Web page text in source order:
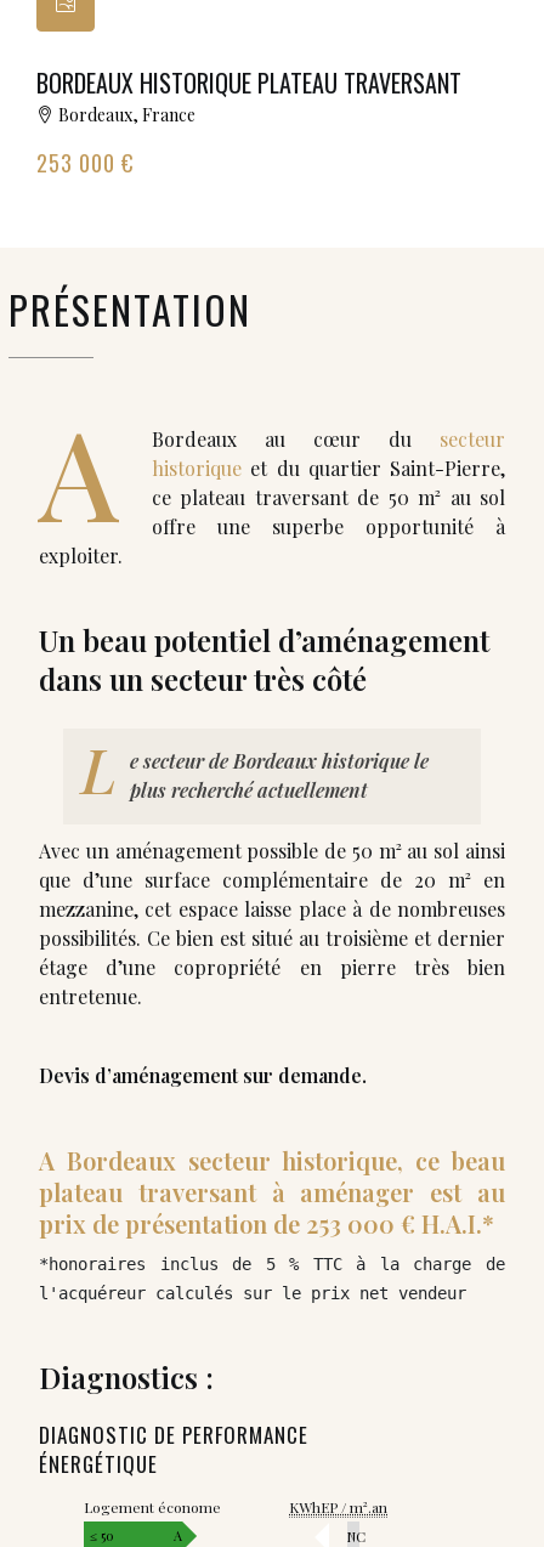
BORDEAUX HISTORIQUE PLATEAU TRAVERSANT
Bordeaux, France
253 000 €
PRÉSENTATION
A Bordeaux au cœur du secteur
historique et du quartier Saint-Pierre,
ce plateau traversant de 50 m² au sol
offre une superbe opportunité à
exploiter.
Un beau potentiel d’aménagement
dans un secteur très côté
L
e secteur de Bordeaux historique le
plus recherché actuellement
Avec un aménagement possible de 50 m² au sol ainsi
que d’une surface complémentaire de 20 m² en
mezzanine, cet espace laisse place à de nombreuses
possibilités. Ce bien est situé au troisième et dernier
étage d’une copropriété en pierre très bien
entretenue.
Devis d’aménagement sur demande.
A Bordeaux secteur historique, ce beau
plateau traversant à aménager est au
prix de présentation de 253 000 € H.A.I.*
*honoraires inclus de 5 % TTC à la charge de
l'acquéreur calculés sur le prix net vendeur
Diagnostics :
DIAGNOSTIC DE PERFORMANCE
ÉNERGÉTIQUE
Logement économe KWhEP / m².an
≤ 50
A
NC